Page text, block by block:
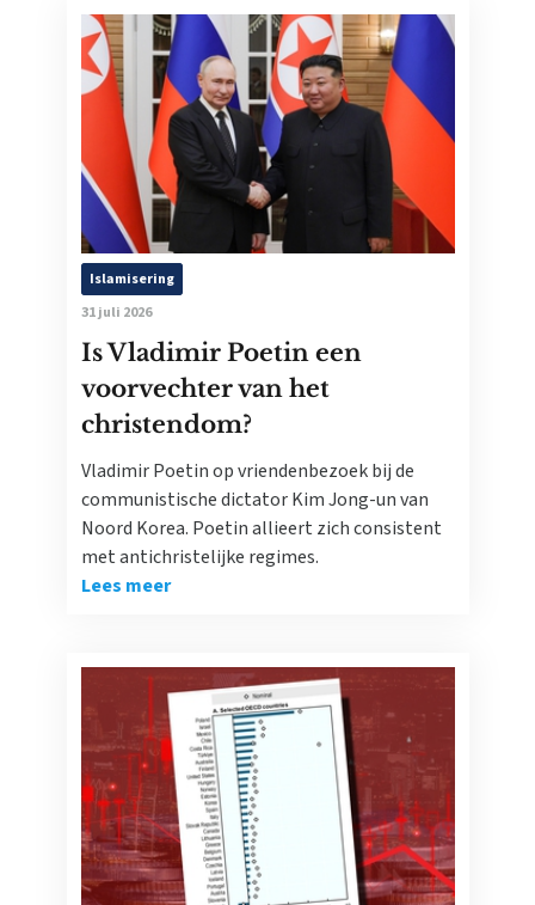
Islamisering
31 juli 2026
Is Vladimir Poetin een
voorvechter van het
christendom?
Vladimir Poetin op vriendenbezoek bij de
communistische dictator Kim Jong-un van
Noord Korea. Poetin allieert zich consistent
met antichristelijke regimes.
Lees meer